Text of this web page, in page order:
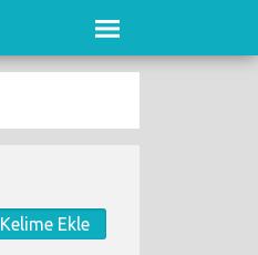
Kelime Ekle